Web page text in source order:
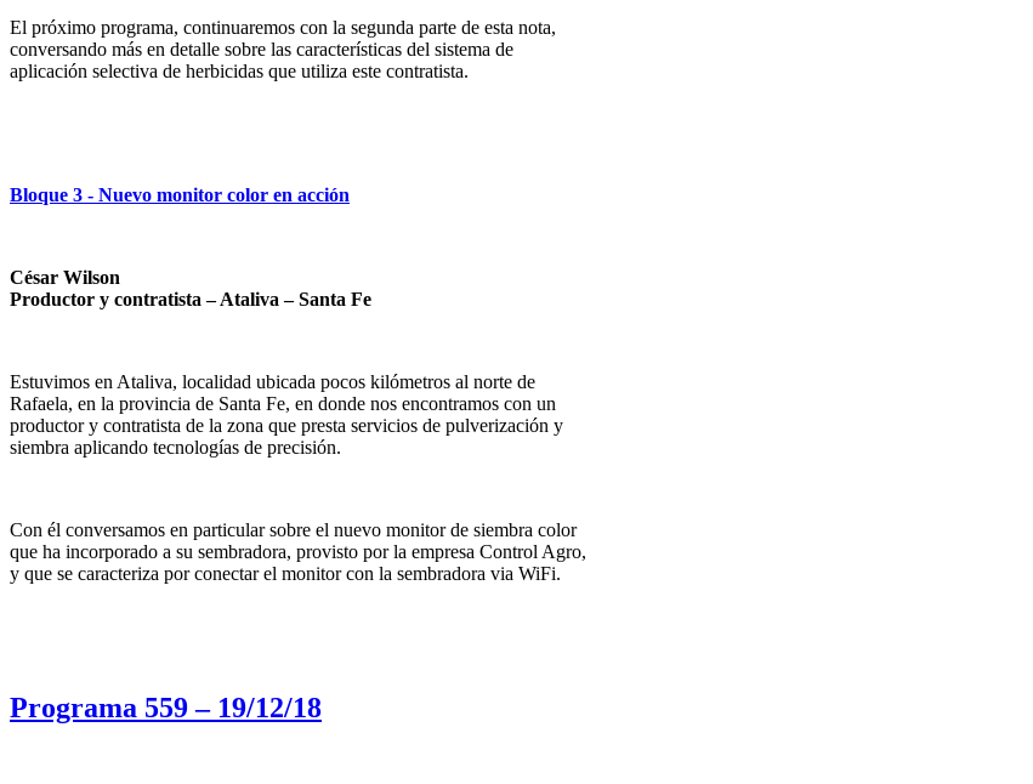
El próximo programa, continuaremos con la segunda parte de esta nota,
conversando más en detalle sobre las características del sistema de
aplicación selectiva de herbicidas que utiliza este contratista.
Bloque 3 - Nuevo monitor color en acción
César Wilson
Productor y contratista – Ataliva – Santa Fe
Estuvimos en Ataliva, localidad ubicada pocos kilómetros al norte de
Rafaela, en la provincia de Santa Fe, en donde nos encontramos con un
productor y contratista de la zona que presta servicios de pulverización y
siembra aplicando tecnologías de precisión.
Con él conversamos en particular sobre el nuevo monitor de siembra color
que ha incorporado a su sembradora, provisto por la empresa Control Agro,
y que se caracteriza por conectar el monitor con la sembradora via WiFi.
Programa 559 – 19/12/18